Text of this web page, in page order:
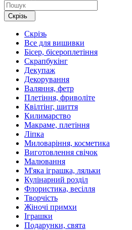
Скрізь
Скрізь
Все для вишивки
Бісер, бісероплетіння
Скрапбукінг
Декупаж
Декорування
Валяння, фетр
Плетіння, фриволіте
Квілтінг, шиття
Килимарство
Макраме, плетіння
Ліпка
Миловаріння, косметика
Виготовлення свічок
Малювання
М'яка іграшка, ляльки
Кулінарний розділ
Флористика, весілля
Творчість
Жіночі примхи
Іграшки
Подарунки, свята